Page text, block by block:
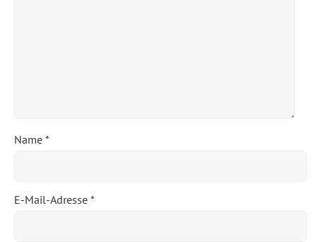
Name *
E-Mail-Adresse *